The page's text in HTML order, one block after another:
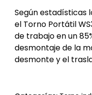
Según estadísticas
el Torno Portátil
de trabajo en un
desmontaje de la
desmonte y el